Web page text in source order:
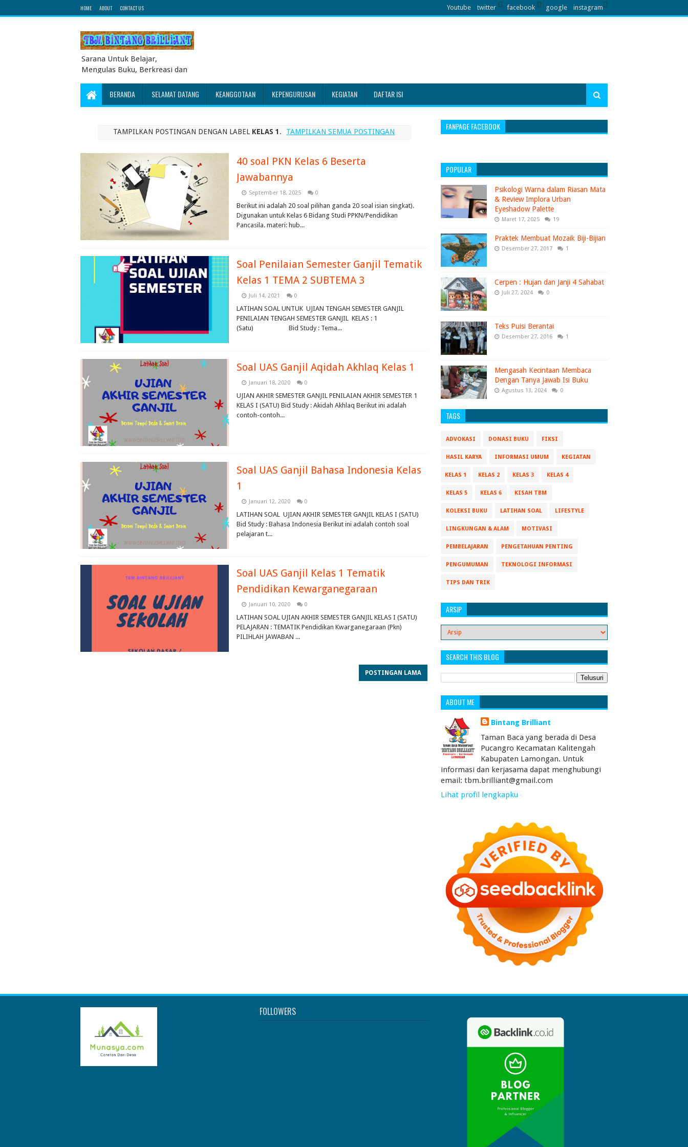
HOME ABOUT CONTACT US Youtube twitter facebook google instagram
Sarana Untuk Belajar,
Mengulas Buku, Berkreasi dan
Energi Literasi Berbagai soal
ujian sekolah dasar juga
BERANDA SELAMAT DATANG KEANGGOTAAN KEPENGURUSAN KEGIATAN DAFTAR ISI
TAMPILKAN POSTINGAN DENGAN LABEL KELAS 1. TAMPILKAN SEMUA POSTINGAN
40 soal PKN Kelas 6 Beserta
Jawabannya
September 18, 2025 0
Berikut ini adalah 20 soal pilihan ganda 20 soal isian singkat).
Digunakan untuk Kelas 6 Bidang Studi PPKN/Pendidikan
Pancasila. materi: hub...
Soal Penilaian Semester Ganjil Tematik
Kelas 1 TEMA 2 SUBTEMA 3
Juli 14, 2021 0
LATIHAN SOAL UNTUK UJIAN TENGAH SEMESTER GANJIL
PENILAIAN TENGAH SEMESTER GANJIL KELAS : 1
(Satu) Bid Study : Tema...
Soal UAS Ganjil Aqidah Akhlaq Kelas 1
Januari 18, 2020 0
UJIAN AKHIR SEMESTER GANJIL PENILAIAN AKHIR SEMESTER 1
KELAS I (SATU) Bid Study : Akidah Akhlaq Berikut ini adalah
contoh-contoh...
Soal UAS Ganjil Bahasa Indonesia Kelas
1
Januari 12, 2020 0
LATIHAN SOAL UJIAN AKHIR SEMESTER GANJIL KELAS I (SATU)
Bid Study : Bahasa Indonesia Berikut ini adalah contoh soal
pelajaran t...
Soal UAS Ganjil Kelas 1 Tematik
Pendidikan Kewarganegaraan
Januari 10, 2020 0
LATIHAN SOAL UJIAN AKHIR SEMESTER GANJIL KELAS I (SATU)
PELAJARAN : TEMATIK Pendidikan Kwarganegaraan (Pkn)
PILIHLAH JAWABAN ...
POSTINGAN LAMA
FANPAGE FACEBOOK
POPULAR
Psikologi Warna dalam Riasan Mata
& Review Implora Urban
Eyeshadow Palette
Maret 17, 2025 19
Praktek Membuat Mozaik Biji-Bijian
Desember 27, 2017 1
Cerpen : Hujan dan Janji 4 Sahabat
Juli 27, 2024 0
Teks Puisi Berantai
Desember 27, 2016 1
Mengasah Kecintaan Membaca
Dengan Tanya Jawab Isi Buku
Agustus 13, 2024 0
TAGS
ADVOKASI DONASI BUKU FIKSI
HASIL KARYA INFORMASI UMUM KEGIATAN
KELAS 1 KELAS 2 KELAS 3 KELAS 4
KELAS 5 KELAS 6 KISAH TBM
KOLEKSI BUKU LATIHAN SOAL LIFESTYLE
LINGKUNGAN & ALAM MOTIVASI
PEMBELAJARAN PENGETAHUAN PENTING
PENGUMUMAN TEKNOLOGI INFORMASI
TIPS DAN TRIK
ARSIP
SEARCH THIS BLOG
ABOUT ME
Bintang Brilliant
Taman Baca yang berada di Desa
Pucangro Kecamatan Kalitengah
Kabupaten Lamongan. Untuk
informasi dan kerjasama dapat menghubungi
email: tbm.brilliant@gmail.com
Lihat profil lengkapku
FOLLOWERS